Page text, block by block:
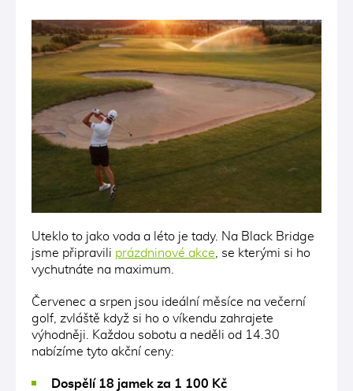
Uteklo to jako voda a léto je tady. Na Black Bridge
jsme připravili prázdninové akce , se kterými si ho
vychutnáte na maximum.
Červenec a srpen jsou ideální měsíce na večerní
golf, zvláště když si ho o víkendu zahrajete
výhodněji. Každou sobotu a neděli od 14.30
nabízíme tyto akční ceny:
Dospělí 18 jamek za 1 100 Kč